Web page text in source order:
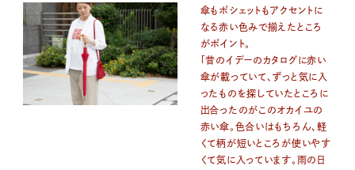
傘もポシェットもアクセントに
なる赤い色みで揃えたところ
がポイント。
「昔のイデーのカタログに赤い
傘が載っていて、ずっと気に入
ったものを探していたところに
出合ったのがこのオカイユの
赤い傘。色合いはもちろん、軽
くて柄が短いところが使いやす
くて気に入っています。雨の日